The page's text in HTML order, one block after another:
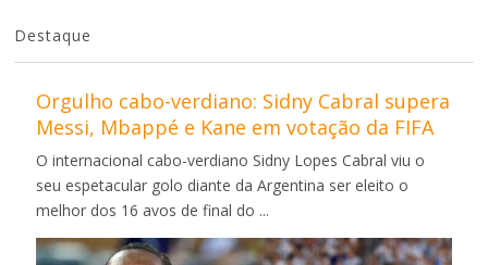
Destaque
Orgulho cabo-verdiano: Sidny Cabral supera
Messi, Mbappé e Kane em votação da FIFA
O internacional cabo-verdiano Sidny Lopes Cabral viu o
seu espetacular golo diante da Argentina ser eleito o
melhor dos 16 avos de final do ...